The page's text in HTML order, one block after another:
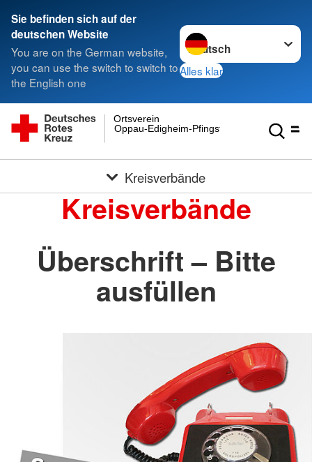
Sie befinden sich auf der
deutschen Website
You are on the German website,
you can use the switch to switch to
the English one
Sprache wechseln zu
Alles klar
Oppau-Edigheim-Pfingstweide e.V.
Ortsverein
Kreisverbände
Kreisverbände
Überschrift – Bitte
ausfüllen